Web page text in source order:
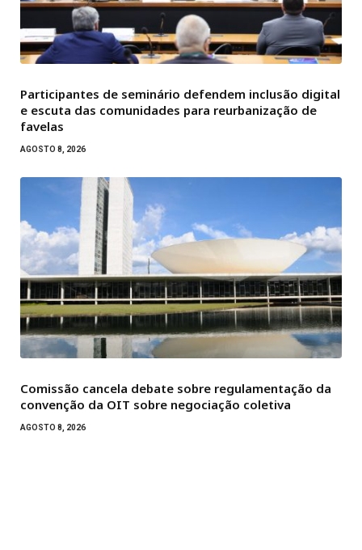
Participantes de seminário defendem inclusão digital
e escuta das comunidades para reurbanização de
favelas
AGOSTO 8, 2026
Comissão cancela debate sobre regulamentação da
convenção da OIT sobre negociação coletiva
AGOSTO 8, 2026